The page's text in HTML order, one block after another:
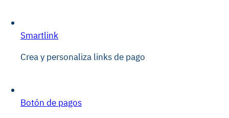
Smartlink
Crea y personaliza links de pago
Botón de pagos